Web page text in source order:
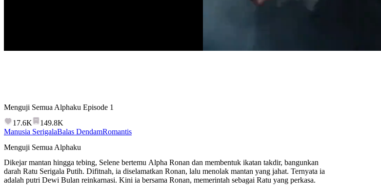
Menguji Semua Alphaku Episode 1
17.6K
149.8K
Manusia SerigalaBalas DendamRomantis
Menguji Semua Alphaku
Dikejar mantan hingga tebing, Selene bertemu Alpha Ronan dan membentuk ikatan takdir, bangunkan
darah Ratu Serigala Putih. Difitnah, ia diselamatkan Ronan, lalu menolak mantan yang jahat. Ternyata ia
adalah putri Dewi Bulan reinkarnasi. Kini ia bersama Ronan, memerintah sebagai Ratu yang perkasa.